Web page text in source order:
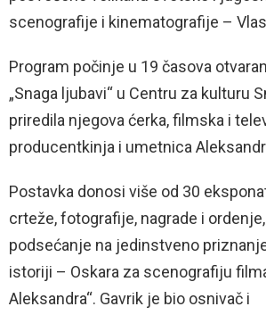
scenografije i kinematografije –
Program počinje u 19 časova
„Snaga ljubavi“ u Centru za kulturu
priredila njegova ćerka, filmska i
producentkinja i umetnica
Postavka donosi više od 30
crteže, fotografije, nagrade i
podsećanje na jedinstveno
istoriji – Oskara za scenografiju
Aleksandra“. Gavrik je bio osnivač i